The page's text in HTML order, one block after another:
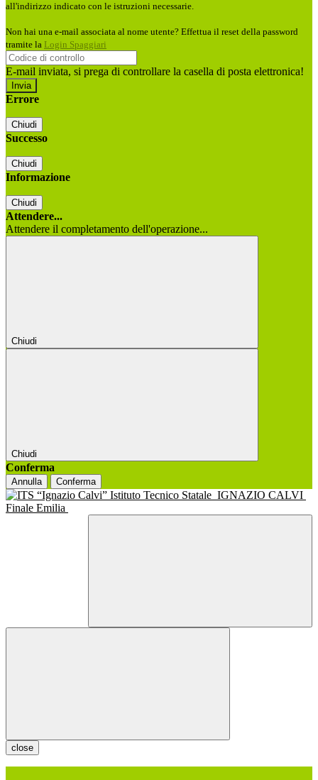
all'indirizzo indicato con le istruzioni necessarie.
Non hai una e-mail associata al nome utente? Effettua il reset della password
tramite la Login Spaggiari
E-mail inviata, si prega di controllare la casella di posta elettronica!
Errore
Chiudi
Successo
Chiudi
Informazione
Chiudi
Attendere...
Attendere il completamento dell'operazione...
Chiudi
Chiudi
Conferma
Annulla Conferma
Istituto Tecnico Statale IGNAZIO CALVI
Finale Emilia
close